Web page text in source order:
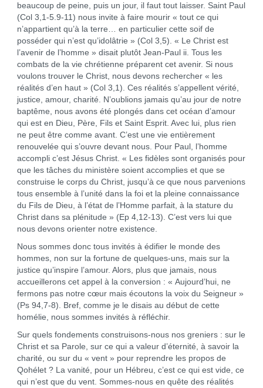
beaucoup de peine, puis un jour, il faut tout laisser. Saint Paul
(Col 3,1-5.9-11) nous invite à faire mourir « tout ce qui
n’appartient qu’à la terre… en particulier cette soif de
posséder qui n’est qu’idolâtrie » (Col 3,5). « Le Christ est
l’avenir de l’homme » disait plutôt Jean-Paul ii. Tous les
combats de la vie chrétienne préparent cet avenir. Si nous
voulons trouver le Christ, nous devons rechercher « les
réalités d’en haut » (Col 3,1). Ces réalités s’appellent vérité,
justice, amour, charité. N’oublions jamais qu’au jour de notre
baptême, nous avons été plongés dans cet océan d’amour
qui est en Dieu, Père, Fils et Saint Esprit. Avec lui, plus rien
ne peut être comme avant. C’est une vie entièrement
renouvelée qui s’ouvre devant nous. Pour Paul, l’homme
accompli c’est Jésus Christ. « Les fidèles sont organisés pour
que les tâches du ministère soient accomplies et que se
construise le corps du Christ, jusqu’à ce que nous parvenions
tous ensemble à l’unité dans la foi et la pleine connaissance
du Fils de Dieu, à l’état de l’Homme parfait, à la stature du
Christ dans sa plénitude » (Ep 4,12-13). C’est vers lui que
nous devons orienter notre existence.
Nous sommes donc tous invités à édifier le monde des
hommes, non sur la fortune de quelques-uns, mais sur la
justice qu’inspire l’amour. Alors, plus que jamais, nous
accueillerons cet appel à la conversion : « Aujourd’hui, ne
fermons pas notre cœur mais écoutons la voix du Seigneur »
(Ps 94,7-8). Bref, comme je le disais au début de cette
homélie, nous sommes invités à réfléchir.
Sur quels fondements construisons-nous nos greniers : sur le
Christ et sa Parole, sur ce qui a valeur d’éternité, à savoir la
charité, ou sur du « vent » pour reprendre les propos de
Qohélet ? La vanité, pour un Hébreu, c’est ce qui est vide, ce
qui n’est que du vent. Sommes-nous en quête des réalités